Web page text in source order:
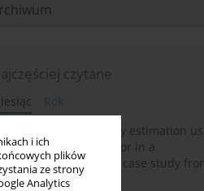
i ich
plików
ze strony
Analytics
czytane
Rok
soil erodibility estimation
based K factor in a
basin: A case study
Morocco